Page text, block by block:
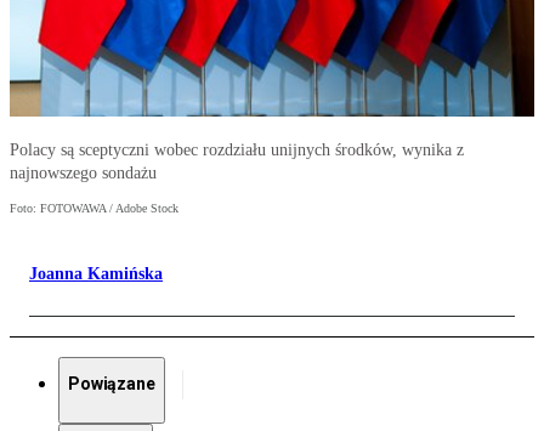
Polacy są sceptyczni wobec rozdziału unijnych środków, wynika z
najnowszego sondażu
Foto: FOTOWAWA / Adobe Stock
Joanna Kamińska
Powiązane